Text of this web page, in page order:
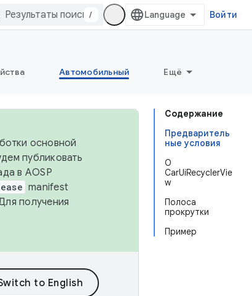
/ Войти
Автомобильный Ещё
Содержание
Предваритель
ные условия
О
CarUiRecyclerVie
w
Полоса
прокрутки
Пример
основной
публиковать
в AOSP
manifest
получения